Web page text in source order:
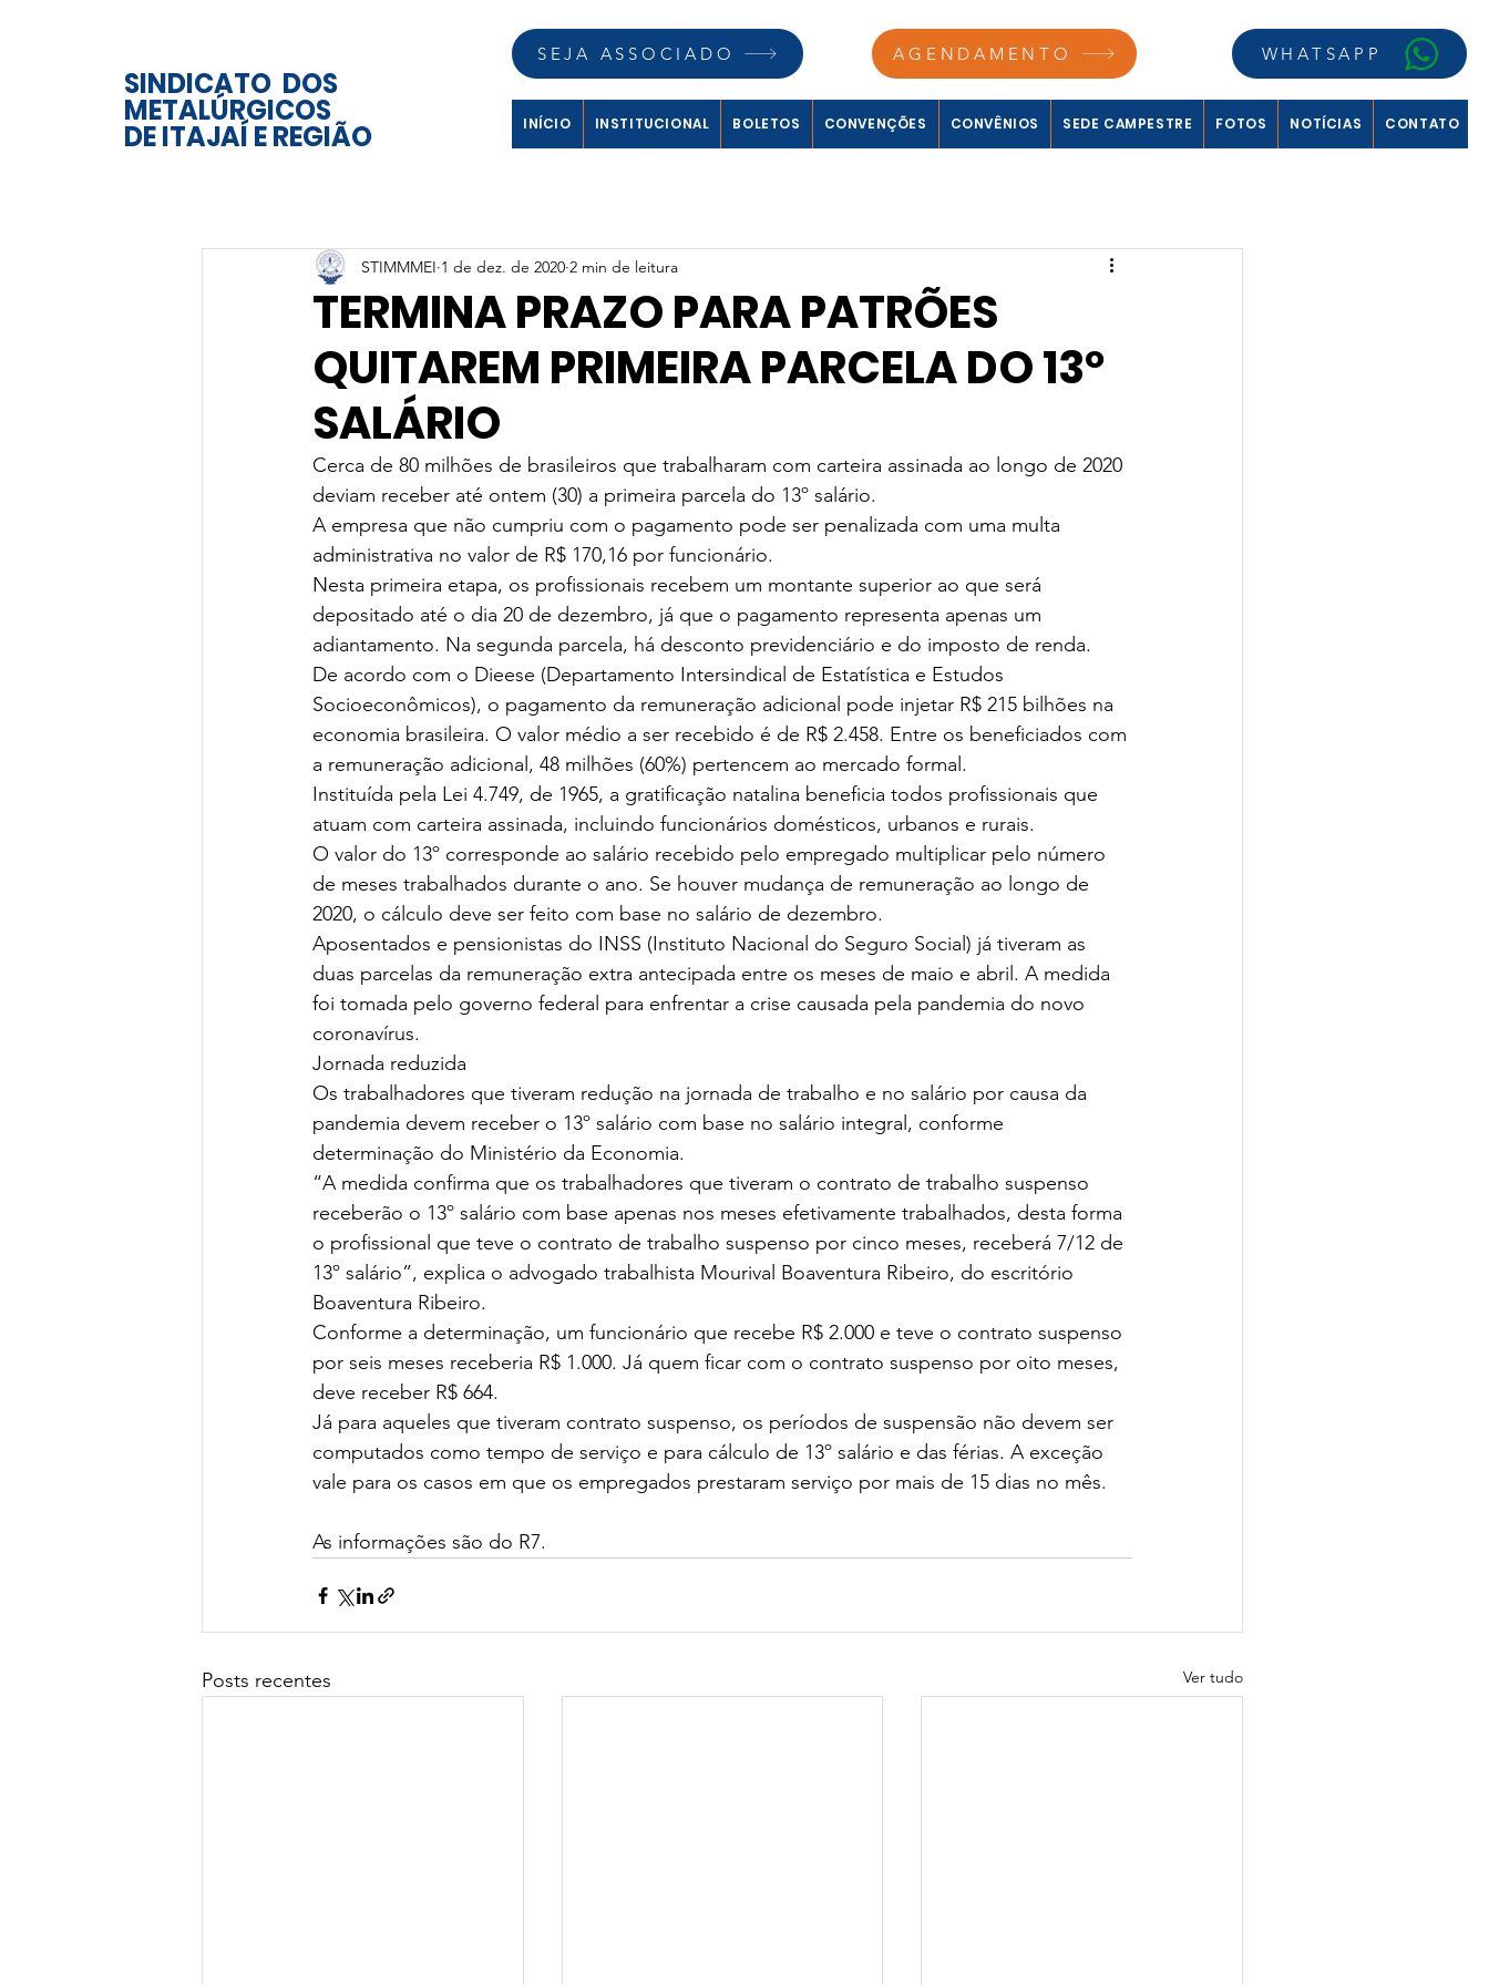
SINDICATO DOS
METALÚRGICOS
DE ITAJAÍ E REGIÃO
SEJA ASSOCIADO AGENDAMENTO WHATSAPP
INÍCIO INSTITUCIONAL BOLETOS CONVENÇÕES CONVÊNIOS SEDE CAMPESTRE FOTOS NOTÍCIAS CONTATO
TERMINA PRAZO PARA PATRÕES
QUITAREM PRIMEIRA PARCELA DO 13º
SALÁRIO
STIMMMEI 1 de dez. de 2020 2 min de leitura
Cerca de 80 milhões de brasileiros que trabalharam com carteira assinada ao longo de 2020
deviam receber até ontem (30) a primeira parcela do 13º salário.
A empresa que não cumpriu com o pagamento pode ser penalizada com uma multa
administrativa no valor de R$ 170,16 por funcionário.
Nesta primeira etapa, os profissionais recebem um montante superior ao que será
depositado até o dia 20 de dezembro, já que o pagamento representa apenas um
adiantamento. Na segunda parcela, há desconto previdenciário e do imposto de renda.
De acordo com o Dieese (Departamento Intersindical de Estatística e Estudos
Socioeconômicos), o pagamento da remuneração adicional pode injetar R$ 215 bilhões na
economia brasileira. O valor médio a ser recebido é de R$ 2.458. Entre os beneficiados com
a remuneração adicional, 48 milhões (60%) pertencem ao mercado formal.
Instituída pela Lei 4.749, de 1965, a gratificação natalina beneficia todos profissionais que
atuam com carteira assinada, incluindo funcionários domésticos, urbanos e rurais.
O valor do 13º corresponde ao salário recebido pelo empregado multiplicar pelo número
de meses trabalhados durante o ano. Se houver mudança de remuneração ao longo de
2020, o cálculo deve ser feito com base no salário de dezembro.
Aposentados e pensionistas do INSS (Instituto Nacional do Seguro Social) já tiveram as
duas parcelas da remuneração extra antecipada entre os meses de maio e abril. A medida
foi tomada pelo governo federal para enfrentar a crise causada pela pandemia do novo
coronavírus.
Jornada reduzida
Os trabalhadores que tiveram redução na jornada de trabalho e no salário por causa da
pandemia devem receber o 13º salário com base no salário integral, conforme
determinação do Ministério da Economia.
“A medida confirma que os trabalhadores que tiveram o contrato de trabalho suspenso
receberão o 13º salário com base apenas nos meses efetivamente trabalhados, desta forma
o profissional que teve o contrato de trabalho suspenso por cinco meses, receberá 7/12 de
13º salário”, explica o advogado trabalhista Mourival Boaventura Ribeiro, do escritório
Boaventura Ribeiro.
Conforme a determinação, um funcionário que recebe R$ 2.000 e teve o contrato suspenso
por seis meses receberia R$ 1.000. Já quem ficar com o contrato suspenso por oito meses,
deve receber R$ 664.
Já para aqueles que tiveram contrato suspenso, os períodos de suspensão não devem ser
computados como tempo de serviço e para cálculo de 13º salário e das férias. A exceção
vale para os casos em que os empregados prestaram serviço por mais de 15 dias no mês.
As informações são do R7.
Posts recentes Ver tudo